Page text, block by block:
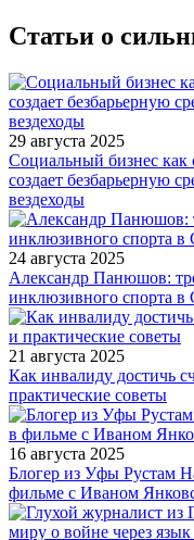
Статьи о
29 августа 2025
Социальный бизнес
создает безбарьерную
вездеходы
24 августа 2025
Александр Панюшов:
инклюзивного спорта в
21 августа 2025
Как инвалиду достичь
практические советы
16 августа 2025
Блогер из Уфы Рустам
фильме с Иваном